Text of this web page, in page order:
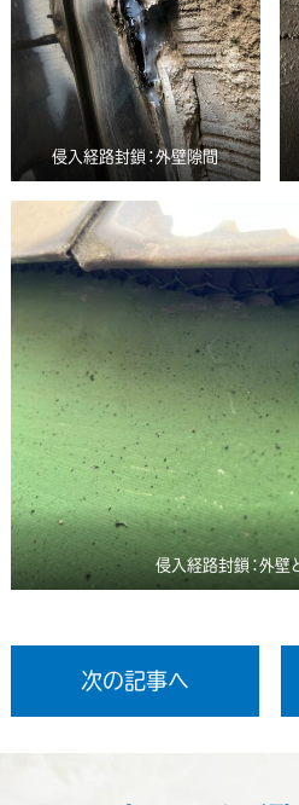
侵入経路封鎖：外壁隙間
侵入経路封鎖：外壁
次の記事へ